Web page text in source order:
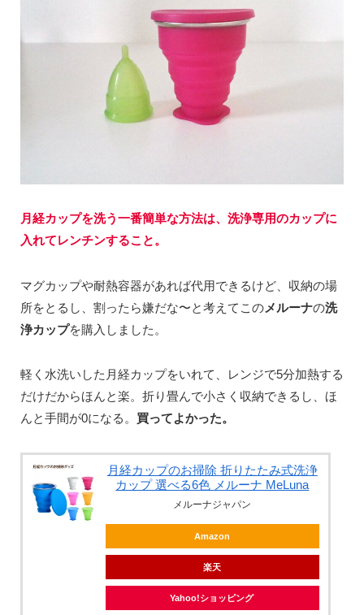
月経カップを洗う一番簡単な方法は、洗浄専用のカップに
入れてレンチンすること。
マグカップや耐熱容器があれば代用できるけど、収納の場
所をとるし、割ったら嫌だな〜と考えてこのメルーナの洗
浄カップを購入しました。
軽く水洗いした月経カップをいれて、レンジで5分加熱する
だけだからほんと楽。折り畳んで小さく収納できるし、ほ
んと手間が0になる。 買ってよかった。
月経カップのお掃除 折りたたみ式洗浄
カップ 選べる6色 メルーナ MeLuna
メルーナジャパン
Amazon
楽天
Yahoo!ショッピング